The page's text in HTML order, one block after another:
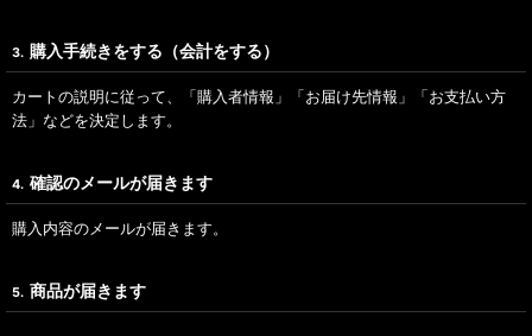
3. 購入手続きをする（会計をする）
カートの説明に従って、「購入者情報」「お届け先情報」「お支払い方
法」などを決定します。
4. 確認のメールが届きます
購入内容のメールが届きます。
5. 商品が届きます